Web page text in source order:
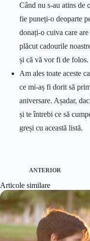
Când nu s-au atins de
fie puneți-o deoparte
donați-o cuiva care
plăcut cadourile
și că vă vor fi de folos.
Am ales toate aceste
ce mi-aș fi dorit să
aniversare. Așadar,
și te întrebi ce să
greși cu această listă.
ANTERIOR
Articole similare